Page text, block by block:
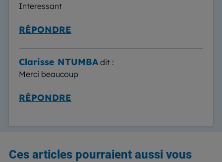
Interessant
RÉPONDRE
Clarisse NTUMBA dit :
Merci beaucoup
RÉPONDRE
Ces articles pourraient aussi vous